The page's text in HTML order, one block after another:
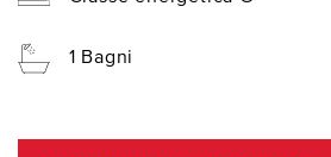
1 Bagni